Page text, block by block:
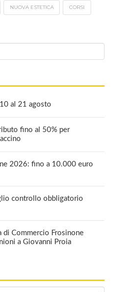
NUOVA ESTETICA CORSI
al 21 agosto
fino al 50% per
2026: fino a 10.000 euro
controllo obbligatorio
di Commercio Frosinone
a Giovanni Proia